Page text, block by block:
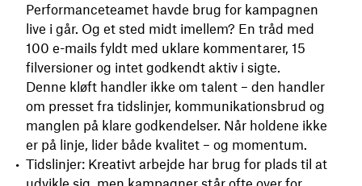
Performanceteamet havde brug for kampagnen
live i går. Og et sted midt imellem? En tråd med
100 e-mails fyldt med uklare kommentarer, 15
filversioner og intet godkendt aktiv i sigte.
Denne kløft handler ikke om talent – ​​den handler
om presset fra tidslinjer, kommunikationsbrud og
manglen på klare godkendelser. Når holdene ikke
er på linje, lider både kvalitet – og momentum.
Tidslinjer: Kreativt arbejde har brug for plads til at